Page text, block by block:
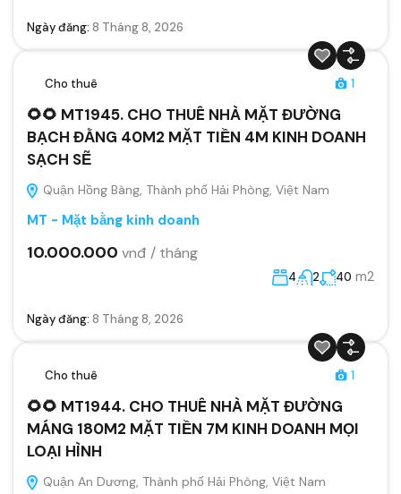
Ngày đăng: 8 Tháng 8, 2026
Cho thuê 1
🌻🌻 MT1945. CHO THUÊ NHÀ MẶT ĐƯỜNG
BẠCH ĐẰNG 40M2 MẶT TIỀN 4M KINH DOANH
SẠCH SẼ
Quận Hồng Bàng, Thành phố Hải Phòng, Việt Nam
MT - Mặt bằng kinh doanh
10.000.000 vnđ / tháng
4 2 40 m2
Ngày đăng: 8 Tháng 8, 2026
Cho thuê 1
🌻🌻 MT1944. CHO THUÊ NHÀ MẶT ĐƯỜNG
MÁNG 180M2 MẶT TIỀN 7M KINH DOANH MỌI
LOẠI HÌNH
Quận An Dương, Thành phố Hải Phòng, Việt Nam